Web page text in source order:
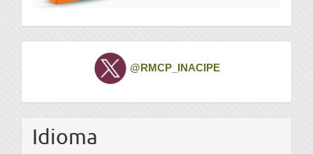
Twitter @RMCP_INACIPE
Idioma